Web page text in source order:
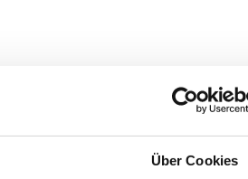
Über Cookies